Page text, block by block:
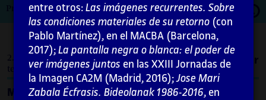
Primera edición: febrero 2021
Abrir
2. Formas de lo colectivo. Grupos, contextos y
temporalidades / 2.2. Group Material
Imprimir
Menú
entre otros: Las imágenes recurrentes. Sobre
las condiciones materiales de su retorno (con
Pablo Martínez), en el MACBA (Barcelona,
2017); La pantalla negra o blanca: el poder de
ver imágenes juntos en las XXIII Jornadas de
la Imagen CA2M (Madrid, 2016);Jose Mari
Zabala Écfrasis. Bideolanak 1986-2016, en